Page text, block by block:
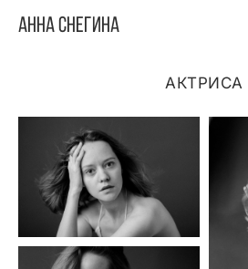
Анна Снегина
АКТРИСА